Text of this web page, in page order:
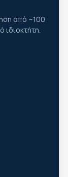
από ~100
ιδιοκτήτη.